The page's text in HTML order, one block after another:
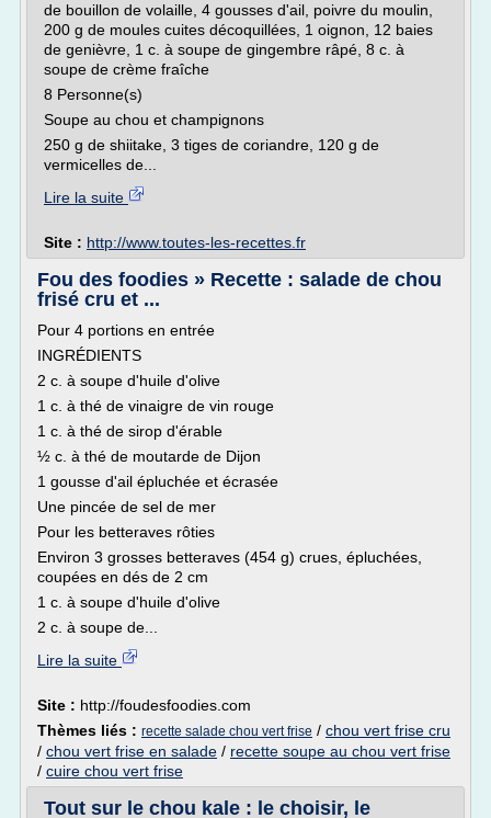
de bouillon de volaille, 4 gousses d'ail, poivre du moulin,
200 g de moules cuites décoquillées, 1 oignon, 12 baies
de genièvre, 1 c. à soupe de gingembre râpé, 8 c. à
soupe de crème fraîche
8 Personne(s)
Soupe au chou et champignons
250 g de shiitake, 3 tiges de coriandre, 120 g de
vermicelles de...
Lire la suite
Site : http://www.toutes-les-recettes.fr
Fou des foodies » Recette : salade de chou
frisé cru et ...
Pour 4 portions en entrée
INGRÉDIENTS
2 c. à soupe d'huile d'olive
1 c. à thé de vinaigre de vin rouge
1 c. à thé de sirop d'érable
½ c. à thé de moutarde de Dijon
1 gousse d'ail épluchée et écrasée
Une pincée de sel de mer
Pour les betteraves rôties
Environ 3 grosses betteraves (454 g) crues, épluchées,
coupées en dés de 2 cm
1 c. à soupe d'huile d'olive
2 c. à soupe de...
Lire la suite
Site : http://foudesfoodies.com
Thèmes liés : recette salade chou vert frise / chou vert frise cru
/ chou vert frise en salade / recette soupe au chou vert frise
/ cuire chou vert frise
Tout sur le chou kale : le choisir, le